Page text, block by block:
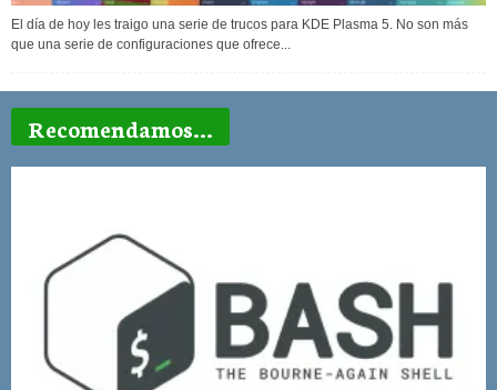
El día de hoy les traigo una serie de trucos para KDE Plasma 5. No son más
que una serie de configuraciones que ofrece...
Recomendamos...